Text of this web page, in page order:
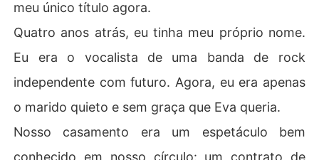
meu único título agora.
Quatro anos atrás, eu tinha meu próprio nome.
Eu era o vocalista de uma banda de rock
independente com futuro. Agora, eu era apenas
o marido quieto e sem graça que Eva queria.
Nosso casamento era um espetáculo bem
conhecido em nosso círculo: um contrato de